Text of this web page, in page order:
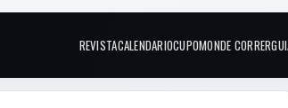
Links do topo
REVISTACALENDARIOCUPOMONDE CORRER